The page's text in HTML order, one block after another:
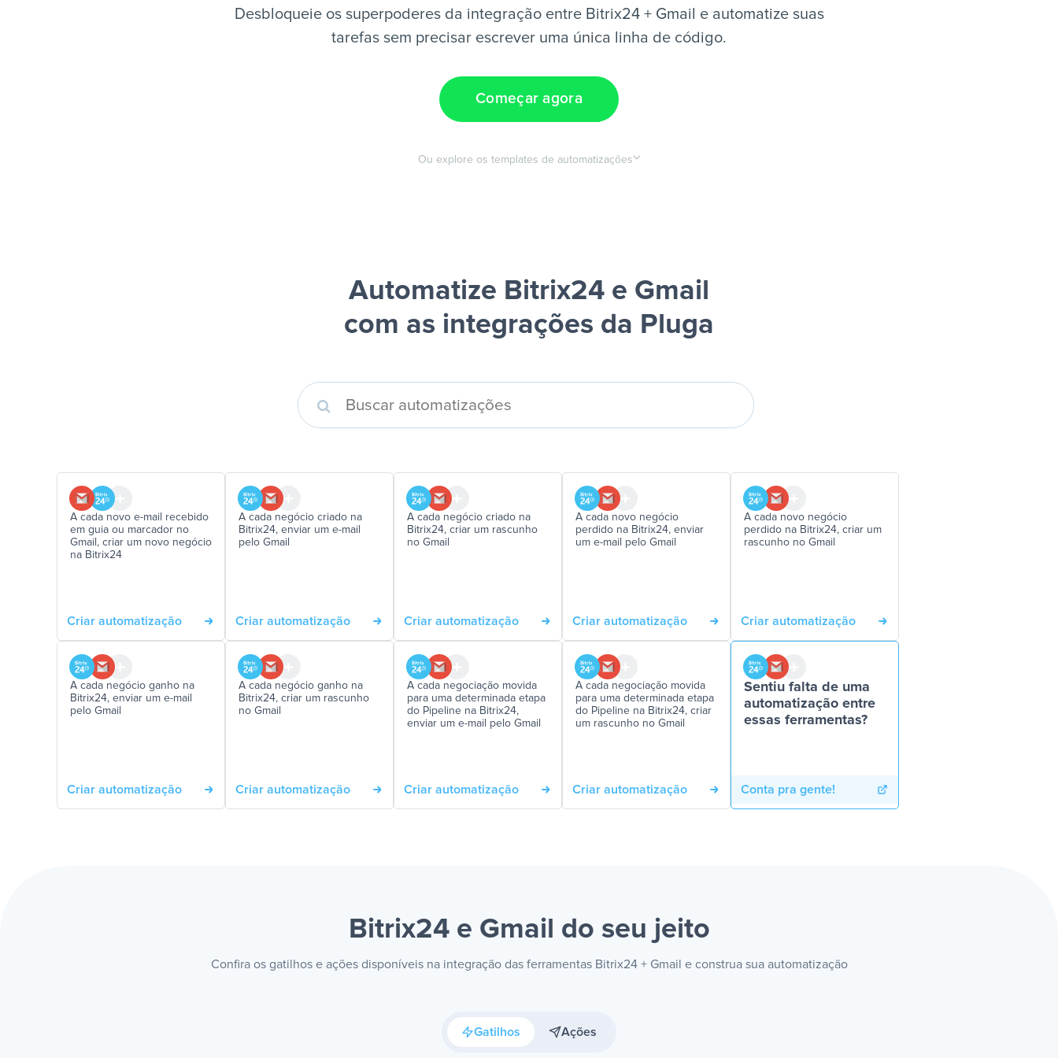
Desbloqueie os superpoderes da integração entre Bitrix24 + Gmail e automatize suas
tarefas sem precisar escrever uma única linha de código.
Começar agora
Ou explore os templates de automatizações
Automatize Bitrix24 e Gmail
com as integrações da Pluga
A cada novo e-mail recebido
em guia ou marcador no
Gmail, criar um novo negócio
na Bitrix24
Criar automatização
A cada negócio criado na
Bitrix24, enviar um e-mail
pelo Gmail
Criar automatização
A cada negócio criado na
Bitrix24, criar um rascunho
no Gmail
Criar automatização
A cada novo negócio
perdido na Bitrix24, enviar
um e-mail pelo Gmail
Criar automatização
A cada novo negócio
perdido na Bitrix24, criar um
rascunho no Gmail
Criar automatização
A cada negócio ganho na
Bitrix24, enviar um e-mail
pelo Gmail
Criar automatização
A cada negócio ganho na
Bitrix24, criar um rascunho
no Gmail
Criar automatização
A cada negociação movida
para uma determinada etapa
do Pipeline na Bitrix24,
enviar um e-mail pelo Gmail
Criar automatização
A cada negociação movida
para uma determinada etapa
do Pipeline na Bitrix24, criar
um rascunho no Gmail
Criar automatização
Sentiu falta de uma
automatização entre
essas ferramentas?
Conta pra gente!
Bitrix24 e Gmail do seu jeito
Confira os gatilhos e ações disponíveis na integração das ferramentas Bitrix24 + Gmail e construa sua automatização
Gatilhos Ações